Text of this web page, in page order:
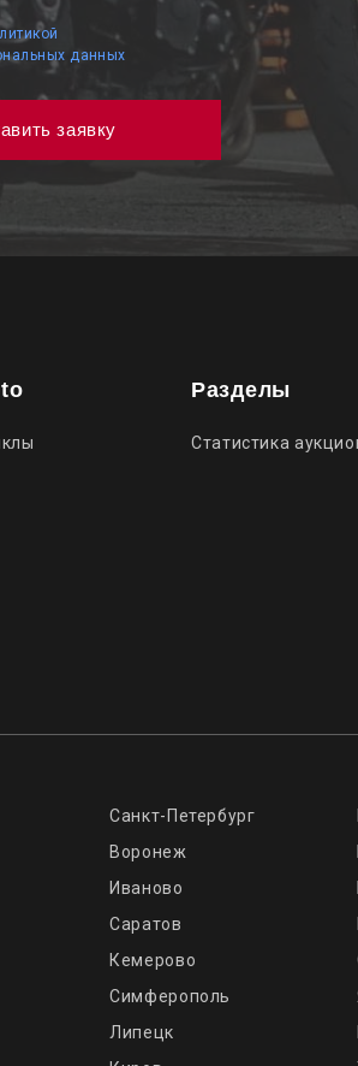
данных
Разделы
Статистика
Санкт-Петербург
Воронеж
Иваново
Саратов
Кемерово
Симферополь
Липецк